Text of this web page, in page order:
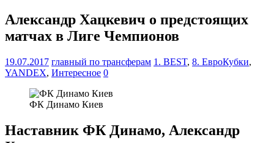
Александр Хацкевич о предстоящих
матчах в Лиге Чемпионов
19.07.2017 главный по трансферам 1. BEST, 8. ЕвроКубки,
YANDEX, Интересное 0
ФК Динамо Киев
Наставник ФК Динамо, Александр